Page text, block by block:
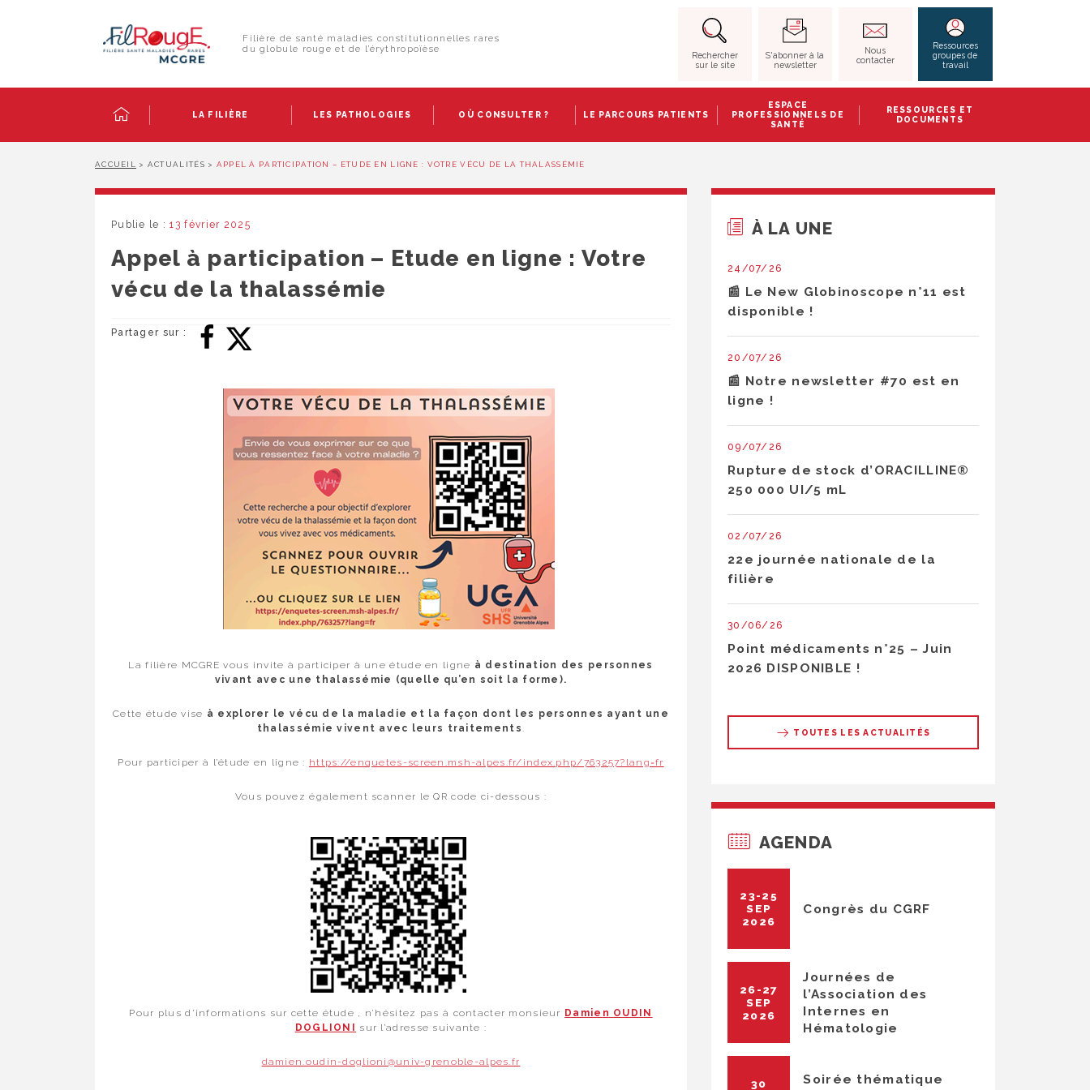
RECHERCHER
Filière de santé maladies constitutionnelles rares
du globule rouge et de l’érythropoïèse
Rechercher
sur le site
S'abonner à la
newsletter
Nous
contacter
Ressources
groupes de
travail
LA FILIÈRE LES PATHOLOGIES OÙ CONSULTER ? LE PARCOURS PATIENTS
ESPACE
PROFESSIONNELS DE
SANTÉ
RESSOURCES ET
DOCUMENTS
ACCUEIL > ACTUALITÉS > APPEL À PARTICIPATION – ETUDE EN LIGNE : VOTRE VÉCU DE LA THALASSÉMIE
Publie le :13 février 2025
Appel à participation – Etude en ligne : Votre
vécu de la thalassémie
Partager sur :
La filière MCGRE vous invite à participer à une étude en ligne à destination des personnes
vivant avec une thalassémie (quelle qu’en soit la forme).
Cette étude vise à explorer le vécu de la maladie et la façon dont les personnes ayant une
thalassémie vivent avec leurs traitements.
Pour participer à l’étude en ligne : https://enquetes-screen.msh-alpes.fr/index.php/763257?lang=fr
Vous pouvez également scanner le QR code ci-dessous :
Pour plus d’informations sur cette étude , n’hésitez pas à contacter monsieur Damien OUDIN
DOGLIONI sur l’adresse suivante :
damien.oudin-doglioni@univ-grenoble-alpes.fr
À LA UNE
24/07/26
📰 Le New Globinoscope n°11 est
disponible !
20/07/26
📰 Notre newsletter #70 est en
ligne !
09/07/26
Rupture de stock d’ORACILLINE®
250 000 UI/5 mL
02/07/26
22e journée nationale de la
filière
30/06/26
Point médicaments n°25 – Juin
2026 DISPONIBLE !
TOUTES LES ACTUALITÉS
AGENDA
23-25
SEP
2026
Congrès du CGRF
26-27
SEP
2026
Journées de
l’Association des
Internes en
Hématologie
30
Soirée thématique